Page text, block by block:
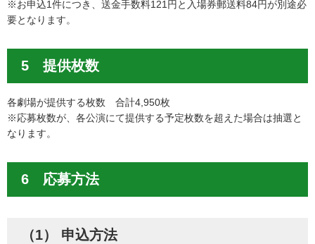
※お申込1件につき、送金手数料121円と入場券郵送料84円が別途必
要となります。
5 提供枚数
各劇場が提供する枚数 合計4,950枚
※応募枚数が、各公演にて提供する予定枚数を超えた場合は抽選と
なります。
6 応募方法
（1） 申込方法